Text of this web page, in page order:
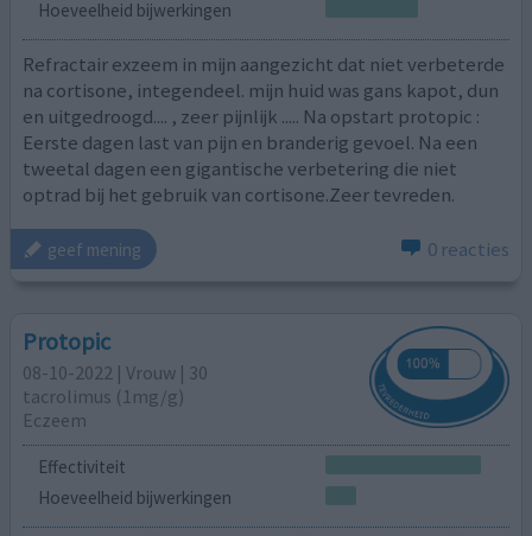
Hoeveelheid bijwerkingen
Refractair exzeem in mijn aangezicht dat niet verbeterde
na cortisone, integendeel. mijn huid was gans kapot, dun
en uitgedroogd.... , zeer pijnlijk ..... Na opstart protopic :
Eerste dagen last van pijn en branderig gevoel. Na een
tweetal dagen een gigantische verbetering die niet
optrad bij het gebruik van cortisone.Zeer tevreden.
geef mening 0 reacties
Protopic
08-10-2022 | Vrouw | 30
tacrolimus (1mg/g)
Eczeem
Effectiviteit
Hoeveelheid bijwerkingen